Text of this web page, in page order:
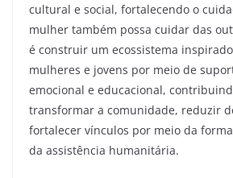
cultural e social, fortalecendo o
mulher também possa cuidar das
é construir um ecossistema
mulheres e jovens por meio de
emocional e educacional,
transformar a comunidade, reduzir
fortalecer vínculos por meio da
da assistência humanitária.